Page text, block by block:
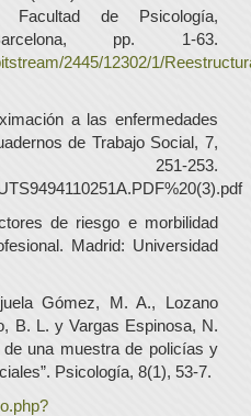
Facultad de Psicología,
pp. 1-63.
2445/12302/1/
a las enfermedades
de Trabajo Social, 7,
253.
de riesgo e morbilidad
Madrid: Universidad
Gómez, M. A., Lozano
B. L. y Vargas Espinosa, N.
una muestra de policías y
Psicología, 8(1), 53-7.